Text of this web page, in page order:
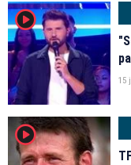
player2
15
player2